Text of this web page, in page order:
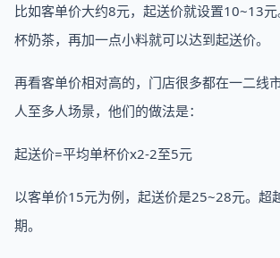
比如客单价大约8元，起送价就设置10~13
杯奶茶，再加一点小料就可以达到起送价。
再看客单价相对高的，门店很多都在一二线
人至多人场景，他们的做法是：
起送价=平均单杯价x2-2至5元
以客单价15元为例，起送价是25~28元。超
期。